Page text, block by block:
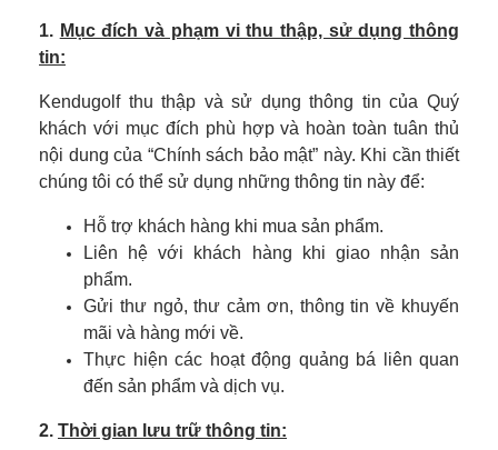
1. Mục đích và phạm vi thu thập, sử dụng thông
tin:
Kendugolf thu thập và sử dụng thông tin của Quý
khách với mục đích phù hợp và hoàn toàn tuân thủ
nội dung của “Chính sách bảo mật” này. Khi cần thiết
chúng tôi có thể sử dụng những thông tin này để:
Hỗ trợ khách hàng khi mua sản phẩm.
Liên hệ với khách hàng khi giao nhận sản
phẩm.
Gửi thư ngỏ, thư cảm ơn, thông tin về khuyến
mãi và hàng mới về.
Thực hiện các hoạt động quảng bá liên quan
đến sản phẩm và dịch vụ.
2. Thời gian lưu trữ thông tin: